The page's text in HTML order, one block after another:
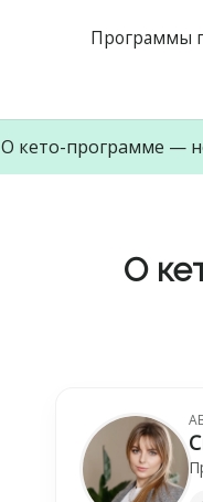
Программы
О кето-программе —
О